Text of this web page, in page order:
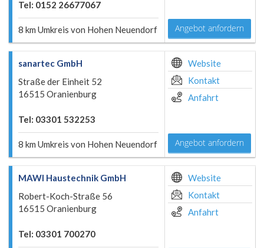
Tel: 0152 26677067
8 km Umkreis von Hohen Neuendorf Angebot anfordern
sanartec GmbH
Straße der Einheit 52
16515 Oranienburg
Tel: 03301 532253
8 km Umkreis von Hohen Neuendorf
Website
Kontakt
Anfahrt
Angebot anfordern
MAWI Haustechnik GmbH
Robert-Koch-Straße 56
16515 Oranienburg
Tel: 03301 700270
Website
Kontakt
Anfahrt